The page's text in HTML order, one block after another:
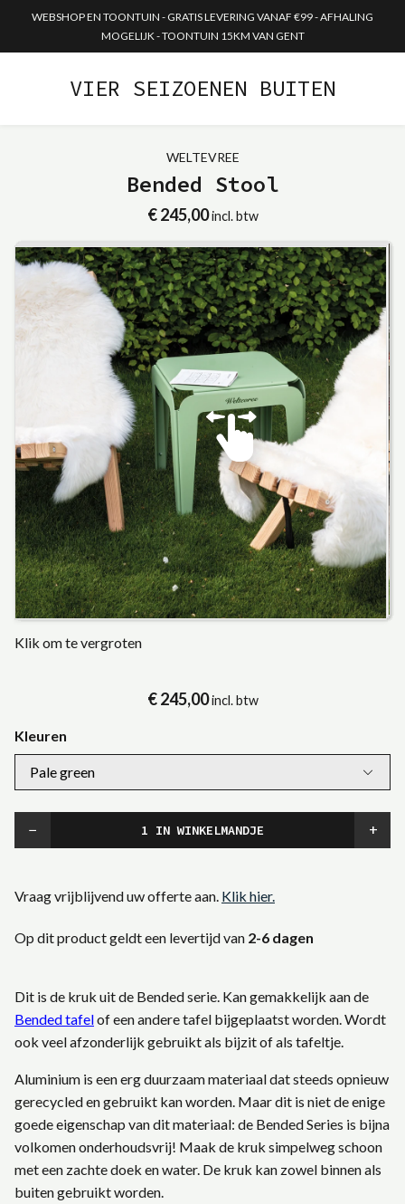
WEBSHOP EN TOONTUIN - GRATIS LEVERING VANAF €99 - AFHALING
MOGELIJK - TOONTUIN 15KM VAN GENT
VIER SEIZOENEN BUITEN
WELTEVREE
Bended Stool
€ 245,00incl. btw
Klik om te vergroten
€ 245,00incl. btw
Kleuren
− +
Vraag vrijblijvend uw offerte aan. Klik hier.
Op dit product geldt een levertijd van 2-6 dagen
Dit is de kruk uit de Bended serie. Kan gemakkelijk aan de
Bended tafelof een andere tafel bijgeplaatst worden. Wordt
ook veel afzonderlijk gebruikt als bijzit of als tafeltje.
Aluminium is een erg duurzaam materiaal dat steeds opnieuw
gerecycled en gebruikt kan worden. Maar dit is niet de enige
goede eigenschap van dit materiaal: de Bended Series is bijna
volkomen onderhoudsvrij! Maak de kruk simpelweg schoon
met een zachte doek en water. De kruk kan zowel binnen als
buiten gebruikt worden.